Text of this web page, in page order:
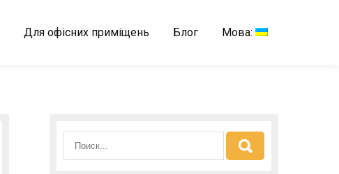
Для офісних приміщень Блог Мова: